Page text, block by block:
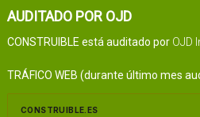
AUDITADO POR OJD
CONSTRUIBLE está auditado por OJD
TRÁFICO WEB (durante último mes